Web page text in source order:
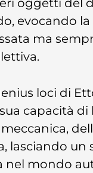
evocando
ma
loci di
capacità di
lasciando un
nel mondo